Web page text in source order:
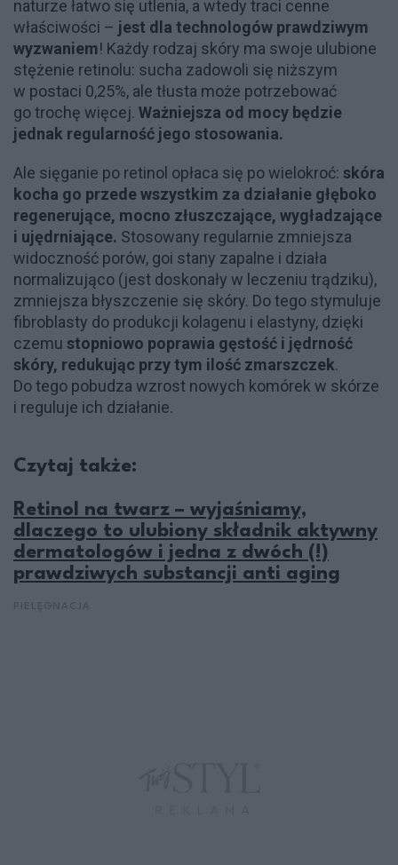
naturze łatwo się utlenia, a wtedy traci cenne
właściwości – jest dla technologów prawdziwym
wyzwaniem! Każdy rodzaj skóry ma swoje ulubione
stężenie retinolu: sucha zadowoli się niższym
w postaci 0,25%, ale tłusta może potrzebować
go trochę więcej. Ważniejsza od mocy będzie
jednak regularność jego stosowania.
Ale sięganie po retinol opłaca się po wielokroć: skóra
kocha go przede wszystkim za działanie głęboko
regenerujące, mocno złuszczające, wygładzające
i ujędrniające. Stosowany regularnie zmniejsza
widoczność porów, goi stany zapalne i działa
normalizująco (jest doskonały w leczeniu trądziku),
zmniejsza błyszczenie się skóry. Do tego stymuluje
fibroblasty do produkcji kolagenu i elastyny, dzięki
czemu stopniowo poprawia gęstość i jędrność
skóry, redukując przy tym ilość zmarszczek.
Do tego pobudza wzrost nowych komórek w skórze
i reguluje ich działanie.
Czytaj także:
Retinol na twarz – wyjaśniamy,
dlaczego to ulubiony składnik aktywny
dermatologów i jedna z dwóch (!)
prawdziwych substancji anti aging